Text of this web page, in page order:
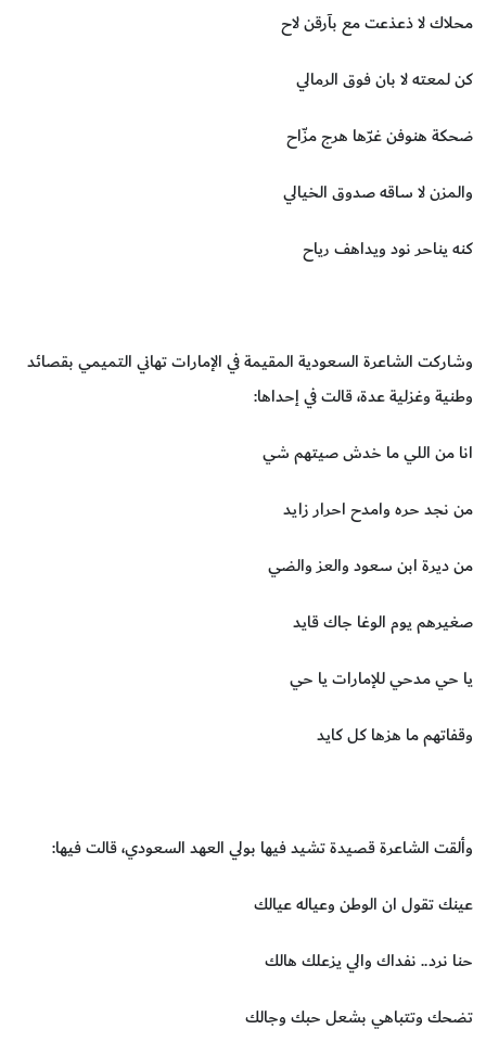
‏محلاك لا ذعذعت مع بآرقن لاح
كن لمعته لا بان فوق الرمالي
ضحكة هنوفن غرّها هرج مزّاح
والمزن لا ساقه صدوق الخيالي
كنه يناحر نود ويداهف رياح
وشاركت الشاعرة السعودية المقيمة في الإمارات تهاني التميمي بقصائد
وطنية وغزلية عدة، قالت في إحداها:
انا من اللي ما خدش صيتهم شي
من نجد حره وامدح احرار زايد
من ديرة ابن سعود والعز والضي
صغيرهم يوم الوغا جاك قايد
يا حي مدحي للإمارات يا حي
وقفاتهم ما هزها كل كايد
‏وألقت الشاعرة قصيدة تشيد فيها بولي العهد السعودي، قالت فيها:
عينك تقول ان الوطن وعياله عيالك
حنا نرد.. نفداك والي يزعلك هالك
تضحك وتتباهي بشعل حبك وجالك